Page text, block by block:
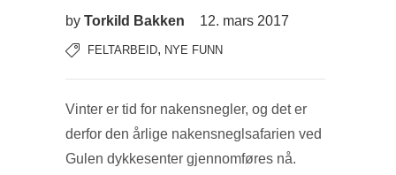
by Torkild Bakken 12. mars 2017
FELTARBEID, NYE FUNN
Vinter er tid for nakensnegler, og det er
derfor den årlige nakensneglsafarien ved
Gulen dykkesenter gjennomføres nå.